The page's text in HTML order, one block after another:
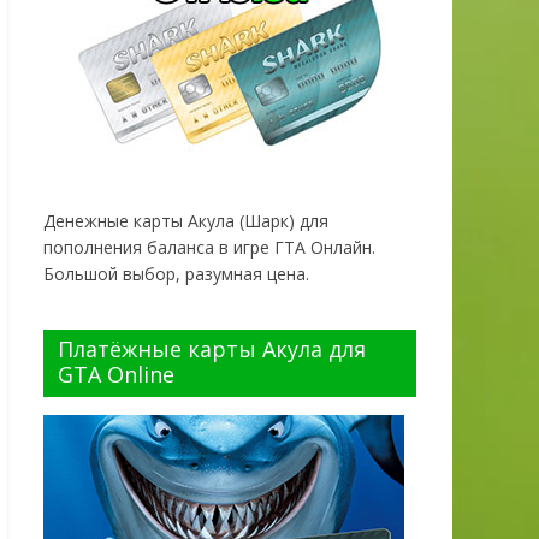
Денежные карты Акула (Шарк) для
пополнения баланса в игре ГТА Онлайн.
Большой выбор, разумная цена.
Платёжные карты Акула для
GTA Online